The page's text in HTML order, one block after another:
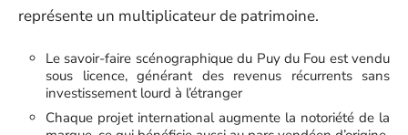
représente un multiplicateur de patrimoine.
Le savoir-faire scénographique du Puy du Fou est vendu
sous licence, générant des revenus récurrents sans
investissement lourd à l’étranger
Chaque projet international augmente la notoriété de la